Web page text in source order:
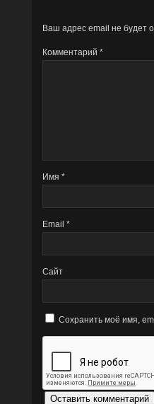
Ваш адрес email не будет
Комментарий *
Имя *
Email *
Сайт
Сохранить моё имя,